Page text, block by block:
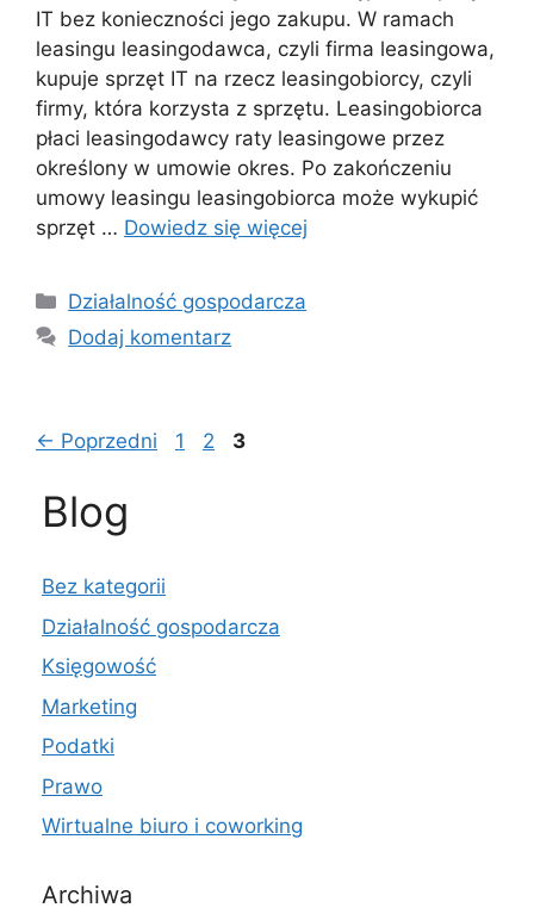
IT bez konieczności jego zakupu. W ramach
leasingu leasingodawca, czyli firma leasingowa,
kupuje sprzęt IT na rzecz leasingobiorcy, czyli
firmy, która korzysta z sprzętu. Leasingobiorca
płaci leasingodawcy raty leasingowe przez
określony w umowie okres. Po zakończeniu
umowy leasingu leasingobiorca może wykupić
sprzęt … Dowiedz się więcej
Kategorie
Działalność gospodarcza
Dodaj komentarz
← Poprzedni Page
1 Page
2 Page
3
Blog
Bez kategorii
Działalność gospodarcza
Księgowość
Marketing
Podatki
Prawo
Wirtualne biuro i coworking
Archiwa